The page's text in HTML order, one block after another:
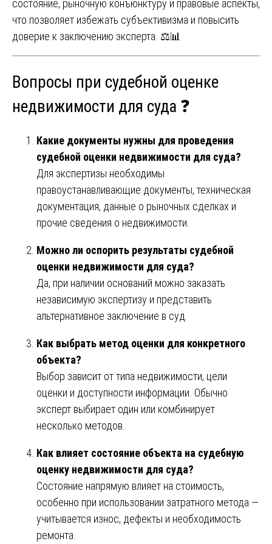
состояние, рыночную конъюнктуру и правовые аспекты,
что позволяет избежать субъективизма и повысить
доверие к заключению эксперта. ⚖️📊
Вопросы при судебной оценке
недвижимости для суда ❓
Какие документы нужны для проведения
судебной оценки недвижимости для суда?
Для экспертизы необходимы
правоустанавливающие документы, техническая
документация, данные о рыночных сделках и
прочие сведения о недвижимости.
Можно ли оспорить результаты судебной
оценки недвижимости для суда?
Да, при наличии оснований можно заказать
независимую экспертизу и представить
альтернативное заключение в суд.
Как выбрать метод оценки для конкретного
объекта?
Выбор зависит от типа недвижимости, цели
оценки и доступности информации. Обычно
эксперт выбирает один или комбинирует
несколько методов.
Как влияет состояние объекта на судебную
оценку недвижимости для суда?
Состояние напрямую влияет на стоимость,
особенно при использовании затратного метода —
учитывается износ, дефекты и необходимость
ремонта.